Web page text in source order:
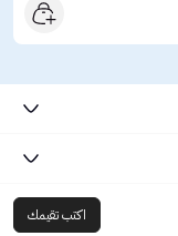
اكتب تقيمك